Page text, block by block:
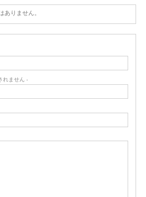
ありません。
れません -